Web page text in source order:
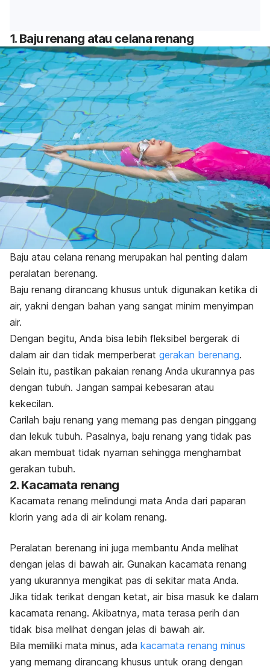
1. Baju renang atau celana renang
Baju atau celana renang merupakan hal penting dalam
peralatan berenang.
Baju renang dirancang khusus untuk digunakan ketika di
air, yakni dengan bahan yang sangat minim menyimpan
air.
Dengan begitu, Anda bisa lebih fleksibel bergerak di
dalam air dan tidak memperberat gerakan berenang.
Selain itu, pastikan pakaian renang Anda ukurannya pas
dengan tubuh. Jangan sampai kebesaran atau
kekecilan.
Carilah baju renang yang memang pas dengan pinggang
dan lekuk tubuh. Pasalnya, baju renang yang tidak pas
akan membuat tidak nyaman sehingga menghambat
gerakan tubuh.
2. Kacamata renang
Kacamata renang melindungi mata Anda dari paparan
klorin yang ada di air kolam renang.
Peralatan berenang ini juga membantu Anda melihat
dengan jelas di bawah air. Gunakan kacamata renang
yang ukurannya mengikat pas di sekitar mata Anda.
Jika tidak terikat dengan ketat, air bisa masuk ke dalam
kacamata renang. Akibatnya, mata terasa perih dan
tidak bisa melihat dengan jelas di bawah air.
Bila memiliki mata minus, ada kacamata renang minus
yang memang dirancang khusus untuk orang dengan